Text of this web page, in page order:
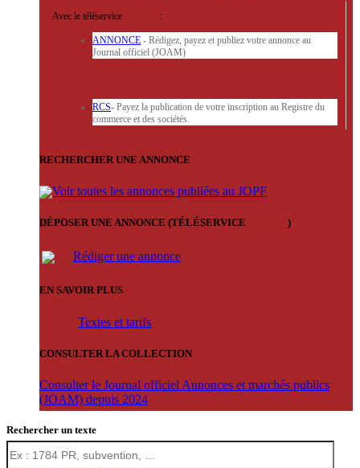
Avec le téléservice :
ANNONCE - Rédigez, payez et publiez votre annonce au
Journal officiel (JOAM)
RCS- Payez la publication de votre inscription au Registre du
commerce et des sociétés.
RECHERCHER UNE ANNONCE
Voir toutes les annonces publiées au JOPF
DÉPOSER UNE ANNONCE (TÉLÉSERVICE )
Rédiger une annonce
EN SAVOIR PLUS
Textes et tarifs
CONSULTER LA COLLECTION
Consulter le Journal officiel Annonces et marchés publics
(JOAM) depuis 2024
Rechercher un texte